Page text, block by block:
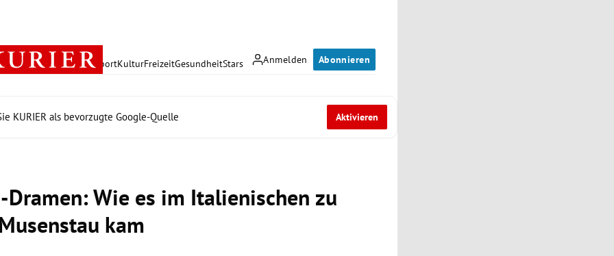
Anmelden Abonnieren
PolitikWirtschaft SportKulturFreizeitGesundheitStars
KURIER als bevorzugte Google-Quelle Aktivieren
Dramen: Wie es im Italienischen zu
kam